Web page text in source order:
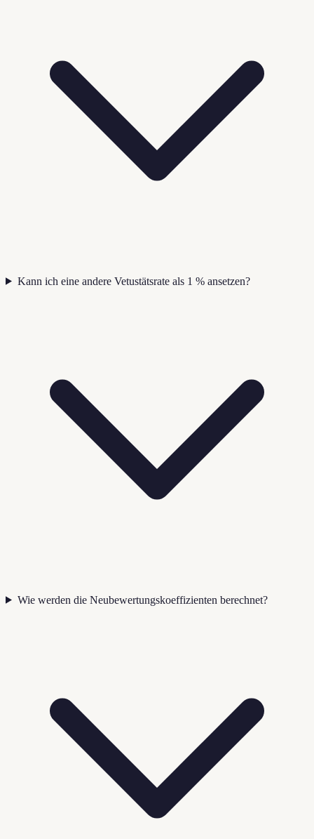
Kann ich eine andere Vetustätsrate als 1 % ansetzen?
Wie werden die Neubewertungskoeffizienten berechnet?